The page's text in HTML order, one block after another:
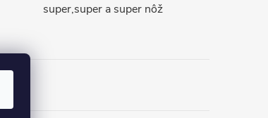
super,super a super nôž